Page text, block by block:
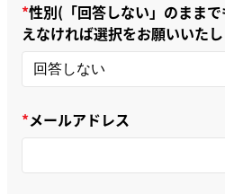
性別(「回答しない」のまま
えなければ選択をお願いいた
メールアドレス